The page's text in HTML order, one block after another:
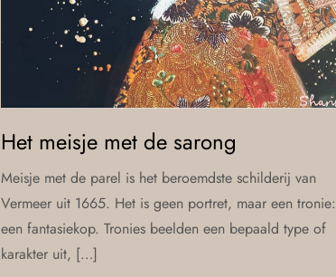
Het meisje met de sarong
Meisje met de parel is het beroemdste schilderij van
Vermeer uit 1665. Het is geen portret, maar een tronie:
een fantasiekop. Tronies beelden een bepaald type of
karakter uit, […]